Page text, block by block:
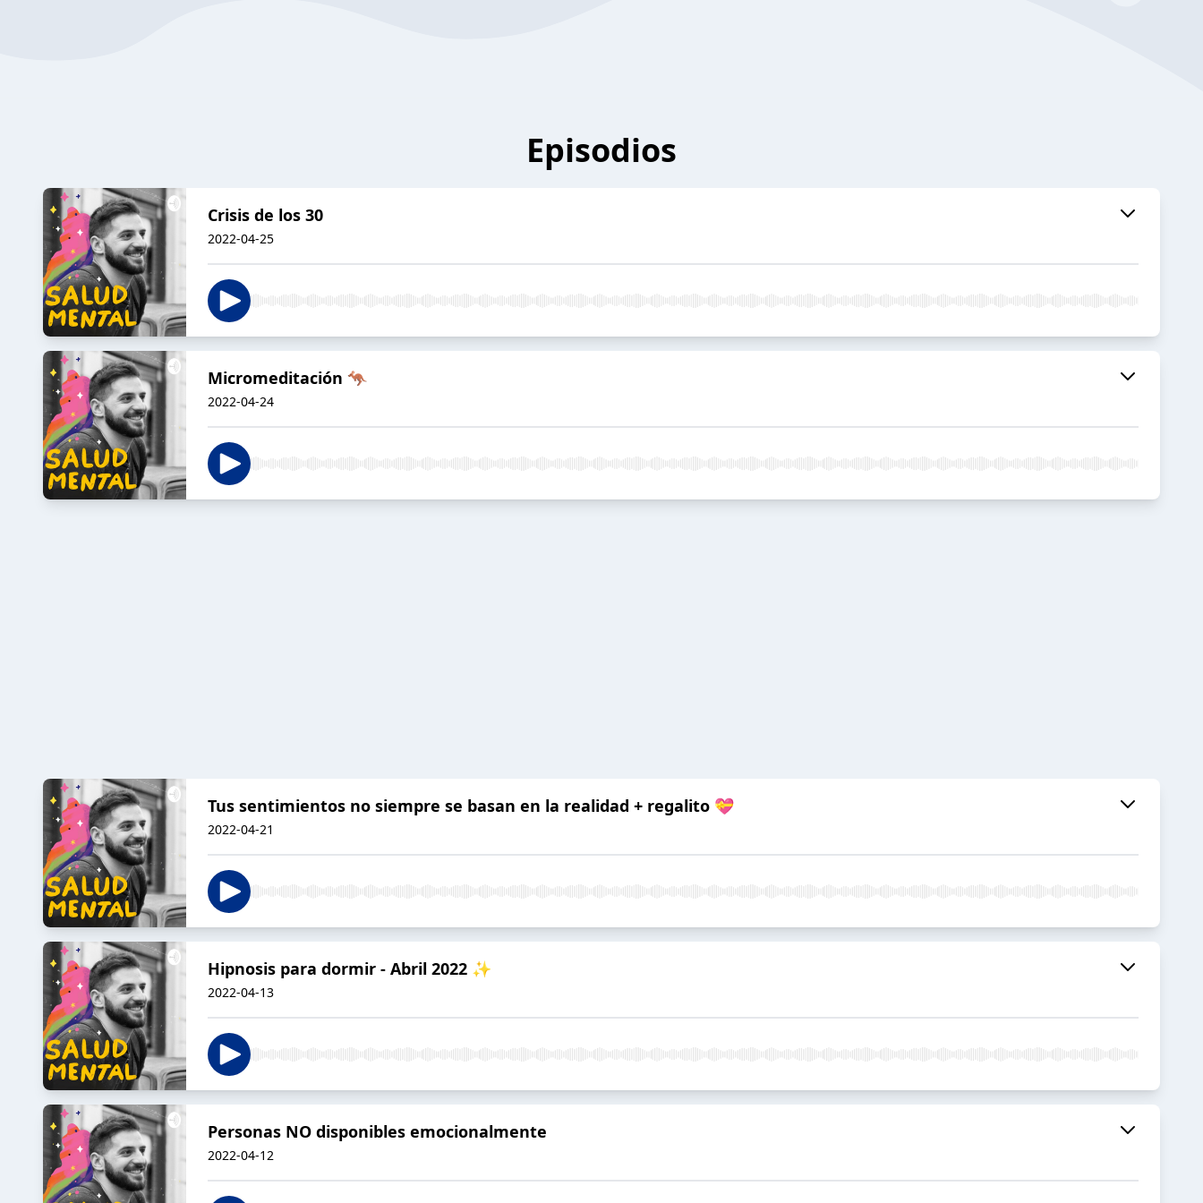
Episodios
Crisis de los 30
2022-04-25
Micromeditación 🦘
2022-04-24
Tus sentimientos no siempre se basan en la realidad + regalito 💝
2022-04-21
Hipnosis para dormir - Abril 2022 ✨
2022-04-13
Personas NO disponibles emocionalmente
2022-04-12